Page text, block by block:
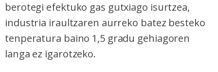
berotegi efektuko gas gutxiago isurtzea,
industria iraultzaren aurreko batez besteko
tenperatura baino 1,5 gradu gehiagoren
langa ez igarotzeko.